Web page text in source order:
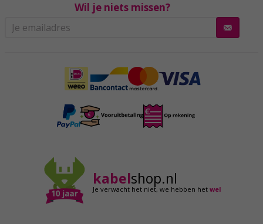
Wil je niets missen?
kabelshop.nl
Je verwacht het niet,we hebben hetwel